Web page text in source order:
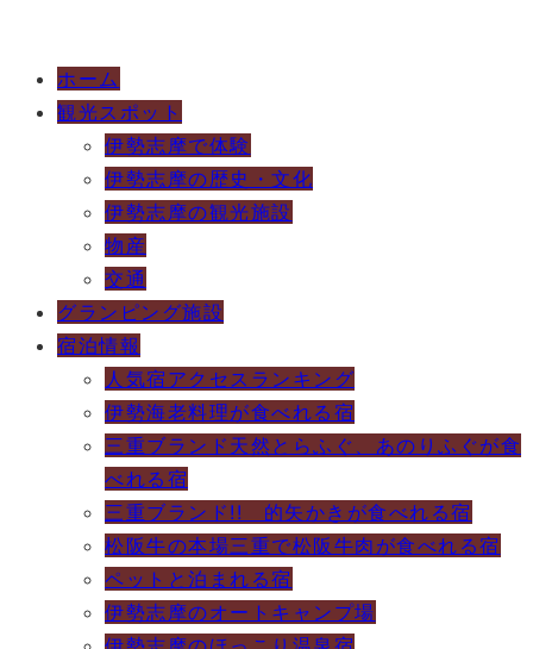
ホーム
観光スポット
伊勢志摩で体験
伊勢志摩の歴史・文化
伊勢志摩の観光施設
物産
交通
グランピング施設
宿泊情報
人気宿アクセスランキング
伊勢海老料理が食べれる宿
三重ブランド天然とらふぐ、あのりふぐが食
べれる宿
三重ブランド!! 的矢かきが食べれる宿
松阪牛の本場三重で松阪牛肉が食べれる宿
ペットと泊まれる宿
伊勢志摩のオートキャンプ場